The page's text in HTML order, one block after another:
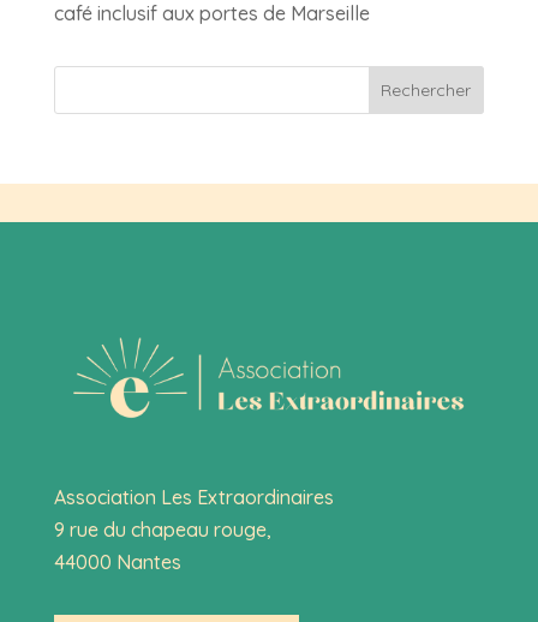
café inclusif aux portes de Marseille
Rechercher
Association Les Extraordinaires
9 rue du chapeau rouge,
44000 Nantes